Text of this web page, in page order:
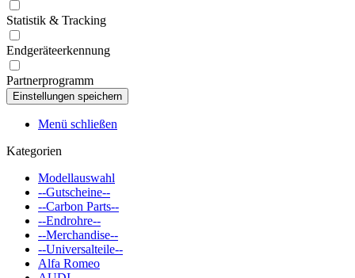
Statistik & Tracking
Endgeräteerkennung
Partnerprogramm
Menü schließen
Kategorien
Modellauswahl
--Gutscheine--
--Carbon Parts--
--Endrohre--
--Merchandise--
--Universalteile--
Alfa Romeo